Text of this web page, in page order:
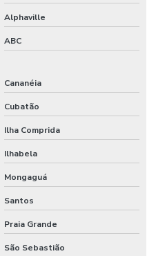
Para Eletrônicos
Plásticos
Alphaville
ABC
Cananéia
Cubatão
Ilha Comprida
Ilhabela
Mongaguá
Santos
Praia Grande
São Sebastião